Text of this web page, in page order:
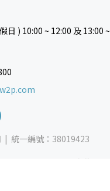
日 ) 10:00 ~ 12:00 及 13:00 ~
| 統一編號：38019423